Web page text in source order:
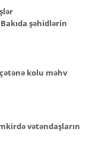
şəhidlərin
kolu məhv
vətəndaşların